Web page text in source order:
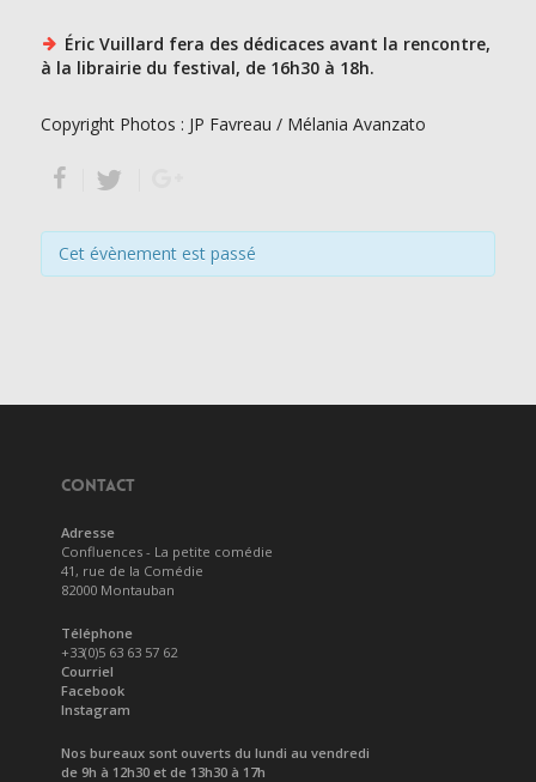
Éric Vuillard fera des dédicaces avant la rencontre,
à la librairie du festival, de 16h30 à 18h.
Copyright Photos : JP Favreau / Mélania Avanzato
Cet évènement est passé
CONTACT
Adresse
Confluences - La petite comédie
41, rue de la Comédie
82000 Montauban
Téléphone
+33(0)5 63 63 57 62
Courriel
Facebook
Instagram
Nos bureaux sont ouverts du lundi au vendredi
de 9h à 12h30 et de 13h30 à 17h